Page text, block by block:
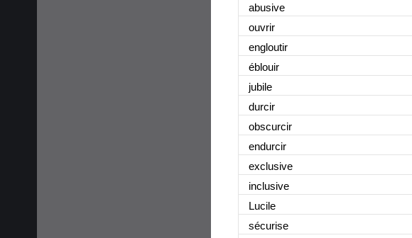
abusive
ouvrir
engloutir
éblouir
jubile
durcir
obscurcir
endurcir
exclusive
inclusive
Lucile
sécurise